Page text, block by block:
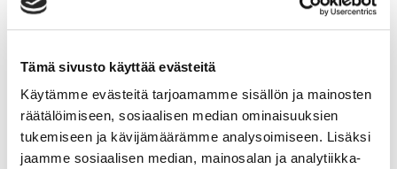
Tämä sivusto käyttää evästeitä
Käytämme evästeitä tarjoamamme sisällön ja mainosten
räätälöimiseen, sosiaalisen median ominaisuuksien
tukemiseen ja kävijämäärämme analysoimiseen. Lisäksi
jaamme sosiaalisen median, mainosalan ja analytiikka-